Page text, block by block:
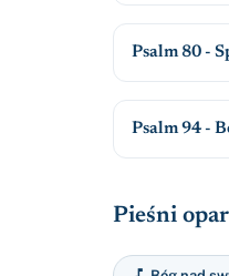
Psalm 80 -
Psalm 94 -
Pieśni